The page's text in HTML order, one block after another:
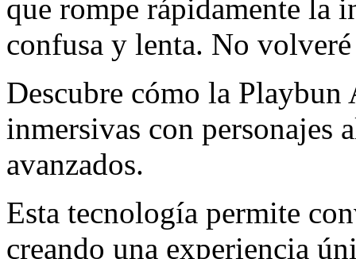
que rompe rápidamente la
confusa y lenta. No
Descubre cómo la
inmersivas con personajes
avanzados.
Esta tecnología permite
creando una experiencia